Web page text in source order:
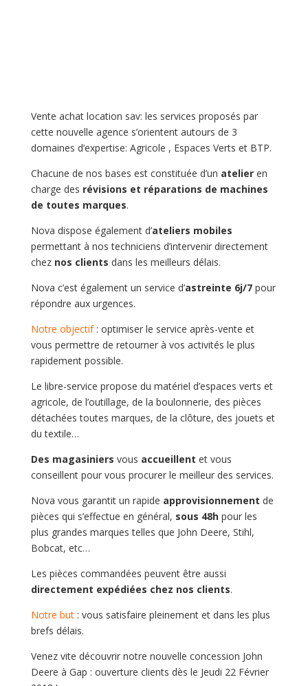
Vente achat location sav: les services proposés par
cette nouvelle agence s’orientent autours de 3
domaines d’expertise: Agricole , Espaces Verts et BTP.
Chacune de nos bases est constituée d’un atelieren
charge des révisions et réparations de machines
de toutes marques.
Nova dispose également d’ateliers mobiles
permettant à nos techniciens d’intervenir directement
chez nos clients dans les meilleurs délais.
Nova c’est également un service d’astreinte 6j/7pour
répondre aux urgences.
Notre objectif: optimiser le service après-vente et
vous permettre de retourner à vos activités le plus
rapidement possible.
Le libre-service propose du matériel d’espaces verts et
agricole, de l’outillage, de la boulonnerie, des pièces
détachées toutes marques, de la clôture, des jouets et
du textile…
Des magasiniers vous accueillent et vous
conseillent pour vous procurer le meilleur des services.
Nova vous garantit un rapide approvisionnement de
pièces qui s’effectue en général, sous 48hpour les
plus grandes marques telles que John Deere, Stihl,
Bobcat, etc…
Les pièces commandées peuvent être aussi
directement expédiées chez nos clients.
Notre but: vous satisfaire pleinement et dans les plus
brefs délais.
Venez vite découvrir notre nouvelle concession John
Deere à Gap : ouverture clients dès le Jeudi 22 Février